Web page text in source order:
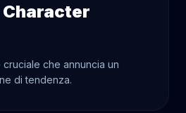
che annuncia un
di tendenza.